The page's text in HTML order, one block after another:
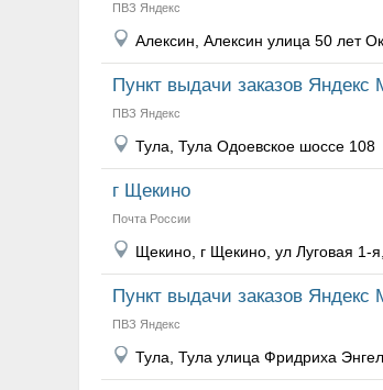
ПВЗ Яндекс
Алексин, Алексин улица 50 лет
Пункт выдачи заказов Яндекс
ПВЗ Яндекс
Тула, Тула Одоевское шоссе 108
г Щекино
Почта России
Щекино, г Щекино, ул Луговая 1-
Пункт выдачи заказов Яндекс
ПВЗ Яндекс
Тула, Тула улица Фридриха